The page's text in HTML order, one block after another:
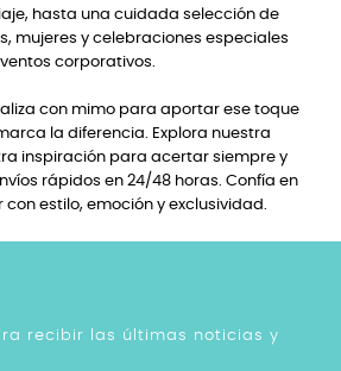
hasta una cuidada selección de
mujeres y celebraciones especiales
corporativos.
con mimo para aportar ese toque
la diferencia. Explora nuestra
inspiración para acertar siempre y
rápidos en 24/48 horas. Confía en
estilo, emoción y exclusividad.
recibir las últimas noticias y